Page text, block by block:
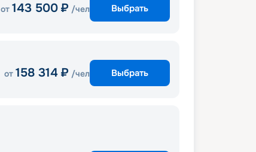
от 143 500 ₽ /чел Выбрать
от 158 314 ₽ /чел Выбрать